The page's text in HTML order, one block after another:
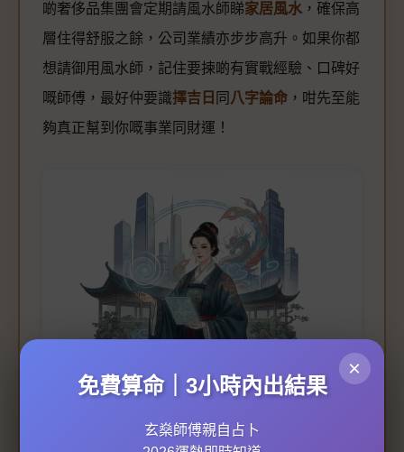
啲奢侈品集團會定期請風水師睇家居風水 ，確保高
層住得舒服之餘，公司業績亦步步高升。如果你都
想請御用風水師，記住要揀啲有實戰經驗、口碑好
嘅師傅，最好仲要識擇吉日 同 八字論命 ，咁先至能
夠真正幫到你嘅事業同財運！
×
免費算命｜3小時內出結果
玄燊師傅親自占卜